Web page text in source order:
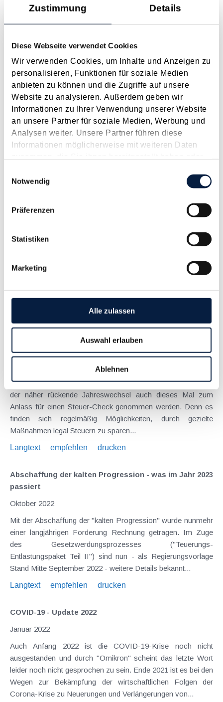
Zustimmung Details
Diese Webseite verwendet Cookies
Wir verwenden Cookies, um Inhalte und Anzeigen zu
personalisieren, Funktionen für soziale Medien
anbieten zu können und die Zugriffe auf unsere
Website zu analysieren. Außerdem geben wir
Informationen zu Ihrer Verwendung unserer Website
an unsere Partner für soziale Medien, Werbung und
Analysen weiter. Unsere Partner führen diese
Informationen möglicherweise mit weiteren Daten
gesammelt haben.
Notwendig
Präferenzen
Statistiken
Marketing
Alle zulassen
Auswahl erlauben
Ablehnen
Januar 2024
Betriebsausgaben.
Langtext
empfehlen drucken
Nationalrat mit wichtigen Gesetzesbeschlüssen zum
Jahreswechsel
Januar 2024
Im Dezember 2023 hat der Nationalrat noch einige wichtige
Gesetze beschlossen, die Auswirkungen auf die Steuer und
von BMF und BMJ ins Leben gerufene...
November 2023
sollte der näher rückende Jahreswechsel auch dieses Mal
werden. Denn es finden sich regelmäßig Möglichkeiten, durch
Langtext
empfehlen drucken
Trotz oder gerade wegen der aktuell turbulenten Zeiten sollte
der näher rückende Jahreswechsel auch dieses Mal zum
Anlass für einen Steuer-Check genommen werden. Denn es
finden sich regelmäßig Möglichkeiten, durch gezielte
Maßnahmen legal Steuern zu sparen...
Langtext
empfehlen drucken
Abschaffung der kalten Progression - was im Jahr 2023
passiert
Oktober 2022
Mit der Abschaffung der "kalten Progression" wurde nunmehr
einer langjährigen Forderung Rechnung getragen. Im Zuge
des Gesetzwerdungsprozesses ("Teuerungs-
Entlastungspaket Teil II") sind nun - als Regierungsvorlage
Stand Mitte September 2022 - weitere Details bekannt...
Langtext
empfehlen drucken
COVID-19 - Update 2022
Januar 2022
Auch Anfang 2022 ist die COVID-19-Krise noch nicht
ausgestanden und durch "Omikron" scheint das letzte Wort
leider noch nicht gesprochen zu sein. Ende 2021 ist es bei den
Wegen zur Bekämpfung der wirtschaftlichen Folgen der
Corona-Krise zu Neuerungen und Verlängerungen von...